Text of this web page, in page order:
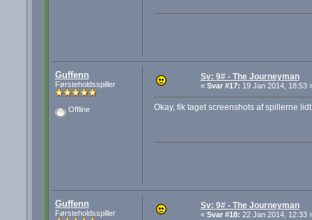
Guffenn
Førsteholdsspiller
Offline
Sv: 9# - The Journeyman
« Svar #17: 19 Jan 2014, 18:53
Okay, fik taget screenshots af spillerne
Guffenn
Førsteholdsspiller
Sv: 9# - The Journeyman
« Svar #18: 22 Jan 2014, 12:33